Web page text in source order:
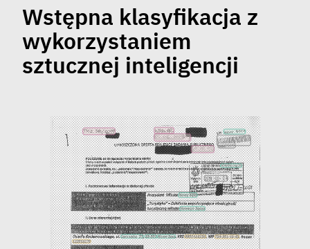
Wstępna klasyfikacja z
wykorzystaniem
sztucznej inteligencji